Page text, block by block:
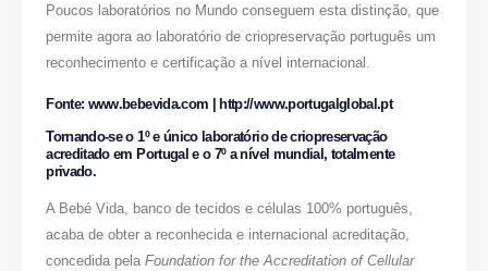
Poucos laboratórios no Mundo conseguem esta distinção, que
permite agora ao laboratório de criopreservação português um
reconhecimento e certificação a nível internacional.
Fonte: www.bebevida.com | http://www.portugalglobal.pt
Tornando-se o 1º e único laboratório de criopreservação
acreditado em Portugal e o 7º a nível mundial, totalmente
privado.
A Bebé Vida, banco de tecidos e células 100% português,
acaba de obter a reconhecida e internacional acreditação,
concedida pelaFoundation for the Accreditation of Cellular